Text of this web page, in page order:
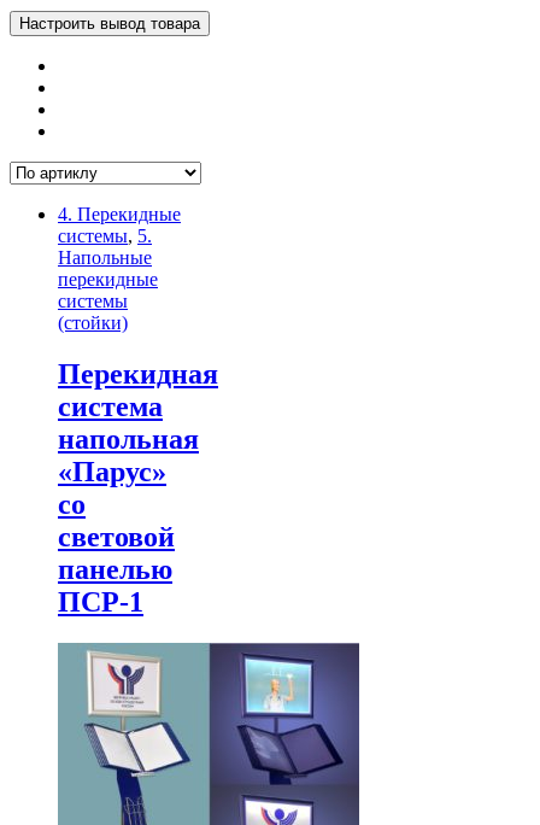
Настроить вывод товара
4. Перекидные
системы, 5.
Напольные
перекидные
системы
(стойки)
Перекидная
система
напольная
«Парус»
со
световой
панелью
ПСР-1